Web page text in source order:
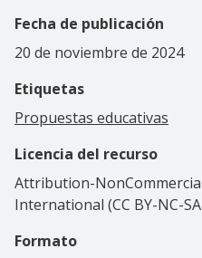
Fecha de publicación
20 de noviembre de 2024
Etiquetas
Propuestas educativas
Licencia del recurso
Attribution-
International (CC BY-NC-
Formato